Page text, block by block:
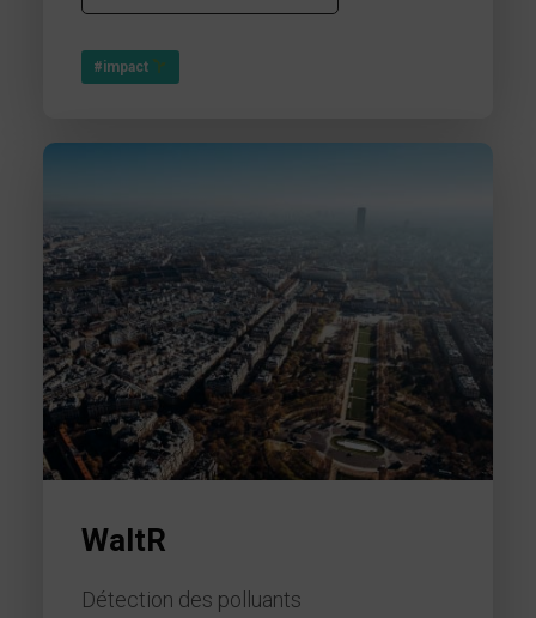
#impact
WaltR
Détection des polluants